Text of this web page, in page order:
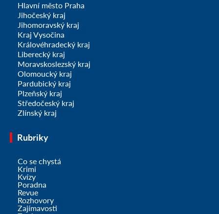
Hlavní město Praha
Jihočeský kraj
Jihomoravský kraj
Kraj Vysočina
Královéhradecký kraj
Liberecký kraj
Moravskoslezský kraj
Olomoucký kraj
Pardubický kraj
Plzeňský kraj
Středočeský kraj
Zlínský kraj
Rubriky
Co se chystá
Krimi
Kvízy
Poradna
Revue
Rozhovory
Zajímavosti